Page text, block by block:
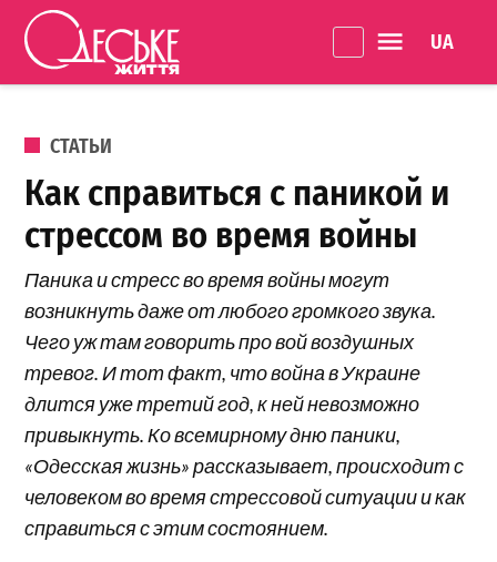
Перейти к содержанию
життя
ОПУБЛИКОВАНО В
СТАТЬИ
Как справиться с паникой и
стрессом во время войны
Паника и стресс во время войны могут
возникнуть даже от любого громкого звука.
Чего уж там говорить про вой воздушных
тревог. И тот факт, что война в Украине
длится уже третий год, к ней невозможно
привыкнуть. Ко всемирному дню паники,
«Одесская жизнь» рассказывает, происходит с
человеком во время стрессовой ситуации и как
справиться с этим состоянием.